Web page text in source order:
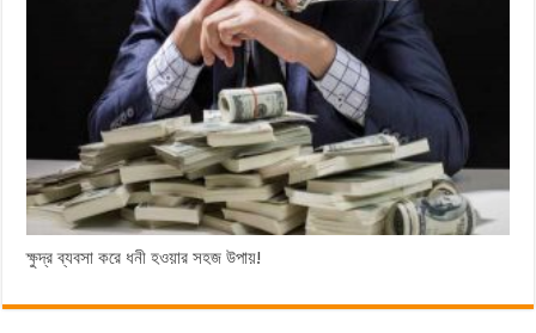
ক্ষুদ্র ব্যবসা করে ধনী হওয়ার সহজ উপায়!